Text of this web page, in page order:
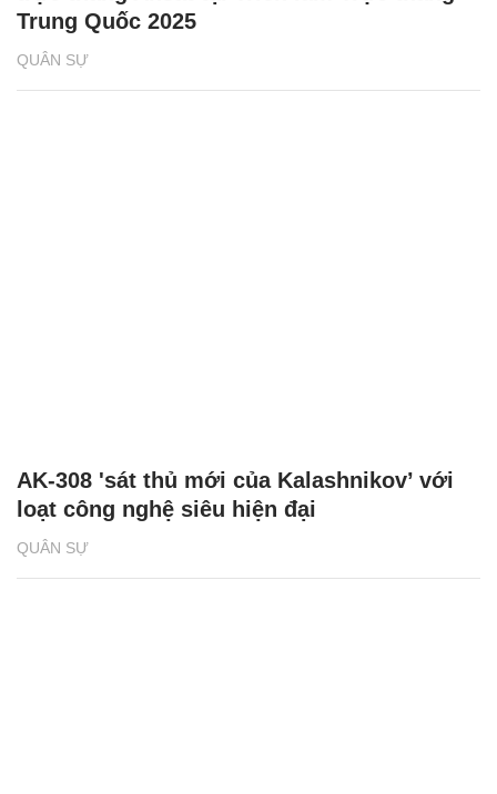
QUÂN SỰ
Trung Quốc 2025
QUÂN SỰ
AK-308 'sát thủ mới của Kalashnikov’ với
loạt công nghệ siêu hiện đại